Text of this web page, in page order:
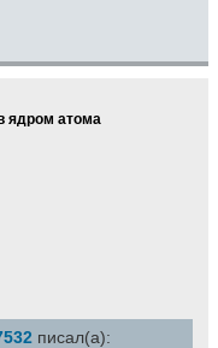
ядром атома
писал(а):